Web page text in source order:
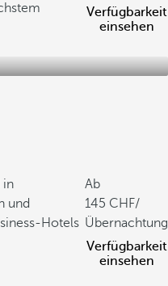
Verfügbarkeit
einsehen
in
und
Hotels
Ab
145
/
Übernachtung
Verfügbarkeit
einsehen